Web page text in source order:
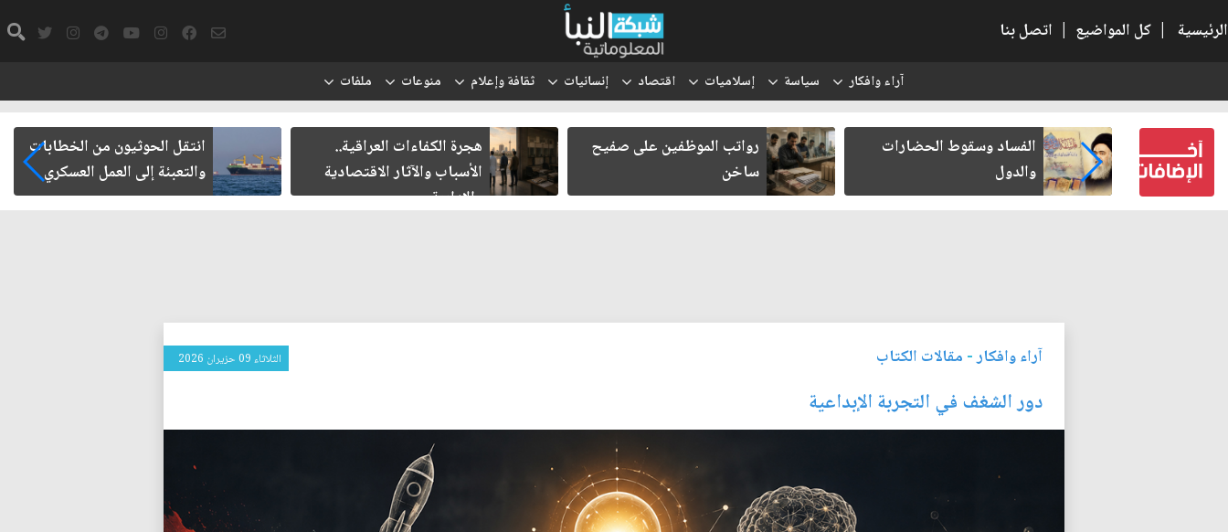
الرئيسية | كل المواضيع | اتصل بنا
آراء وافكار سياسة إسلاميات اقتصاد إنسانيات ثقافة وإعلام منوعات ملفات
كتب لنفسه
الفساد وسقوط الحضارات
والدول
رواتب الموظفين على صفيح
ساخن
هجرة الكفاءات العراقية..
الأسباب والآثار الاقتصادية
والإدارية
انتقل الحوثيون من الخطابات
والتعبئة إلى العمل العسكري
آراء وافكار- مقالات الكتاب الثلاثاء 09 حزيران 2026
دور الشغف في التجربة الإبداعية